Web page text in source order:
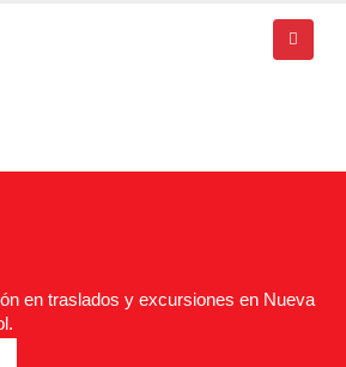
en traslados y excursiones en Nueva